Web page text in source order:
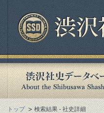
トップ 検索結果 - 社史詳細